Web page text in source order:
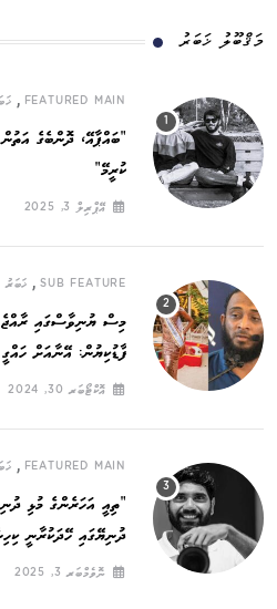
މަޤްބޫލު ޚަބަރު
FEATURED MAIN
,
”ބައްޕާއޭ، ދޮންބެގެ
ކުރީމޭ“
އޭޕްރިލް 3, 2025
SUB FEATURE
, ޚަބަރު
މިސް ޔުނިވާސްގައި
ފާޑުކިޔުން: އޭނާއަށް
އޮކްޓޯބަރ 30, 2024
FEATURED MAIN
,
”ތިއީ އަހަރެންގެ މުޅި
ދުނިޔޭގައި ހޭދަކުރާނީ
ނޮވެމްބަރ 3, 2025